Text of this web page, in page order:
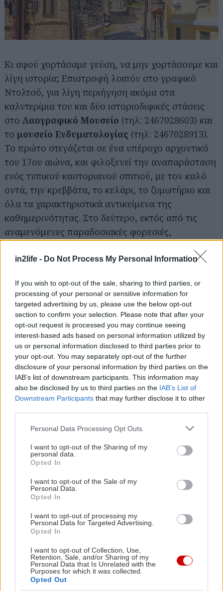
in2life - Do Not Process My Personal Information
If you wish to opt-out of the sale, sharing to third parties, or
processing of your personal or sensitive information for
targeted advertising by us, please use the below opt-out
section to confirm your selection. Please note that after your
opt-out request is processed you may continue seeing
interest-based ads based on personal information utilized by
us or personal information disclosed to third parties prior to
your opt-out. You may separately opt-out of the further
disclosure of your personal information by third parties on the
IAB’s list of downstream participants. This information may
also be disclosed by us to third parties on the IAB’s List of
Downstream Participants that may further disclose it to other
Please note that this website/app uses one or more Google
not limited to your visit or usage behaviour. You may click to
grant or deny consent to Google and its third-party tags to
use your data for below specified purposes in below Google
consent section.
Personal Data Processing Opt Outs
I want to opt-out of the Sharing of my
personal data.
Opted In
I want to opt-out of the Sale of my
Personal Data.
Opted In
I want to opt-out of processing my
Personal Data for Targeted Advertising.
Opted In
I want to opt-out of Collection, Use,
Retention, Sale, and/or Sharing of my
Personal Data that Is Unrelated with the
Purposes for which it was collected.
Opted Out
Κι αφού χορτάσαμε γεύση, να μην χορτάσουμε και
λίγη ιστορία; Επιστροφή λοιπόν στο γραφικό
Ντολτσό, για λίγη περιήγηση ακόμα στα
καλντερίμια του και δύο ιστοριοδιφικές στάσεις
στο Λαογραφικό Μουσείο (τηλ: 2467028603) και
το μουσείο Ενδυματολογίας (τηλ: 2467028913).
Το πρώτο στεγάζεται σε ένα υπέροχο αρχοντικό
του 17ου αιώνα, και φιλοξενεί την αναπαράσταση
ενός τυπικού καστοριανού σπιτιού, με τον καλό
οντά, την κρεββάτα, το κελάρι, το ζυμωτήριο και
όλα τα χαρακτηριστικά αντικείμενα της
καθημερινότητας. Στο δεύτερο, εκτός από τις
αναμενόμενες παραδοσιακές φορεσιές,
κοσμημάτων και νομισμάτων της Καστοριάς.
ακρόπολη» της Καστοριάς, θα βρείτε επίσης το
Βυζαντινό Μουσείο(τηλ: 2467026781) και τη
μεγάλη του συλλογή από εικόνες, γλυπτά,
ψηφιδωτά, χειρόγραφα και ξυλόγλυπτα της
βυζαντινής περιόδου της πόλης.
Οι εκδρομές γύρω της
Ο «μεγάλος γύρος» της λίμνης θα σας φέρει σε
χωριουδάκια όπως το Δισπηλιό, το Μαυροχώρι, η
Φωτεινή και η Πολυκάρπη, σε παραδοσιακά
οικισμούς, ειδυλλιακά δάση βελανιδιάς ιδανικά για
πεζοπορίες, και σημεία με φανταστική θέα στη
λίμνη.Λεπτομέρειες για τη διαδρομή και τις
Αναζήτηση
για...